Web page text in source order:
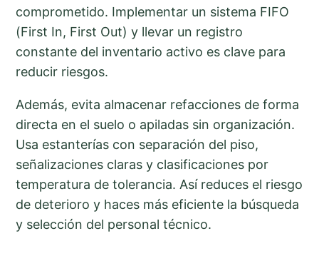
comprometido. Implementar un sistema FIFO
(First In, First Out) y llevar un registro
constante del inventario activo es clave para
reducir riesgos.
Además, evita almacenar refacciones de forma
directa en el suelo o apiladas sin organización.
Usa estanterías con separación del piso,
señalizaciones claras y clasificaciones por
temperatura de tolerancia. Así reduces el riesgo
de deterioro y haces más eficiente la búsqueda
y selección del personal técnico.